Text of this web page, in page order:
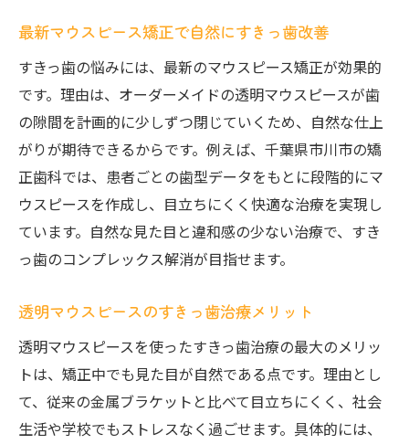
最新マウスピース矯正で自然にすきっ歯改善
すきっ歯の悩みには、最新のマウスピース矯正が効果的
です。理由は、オーダーメイドの透明マウスピースが歯
の隙間を計画的に少しずつ閉じていくため、自然な仕上
がりが期待できるからです。例えば、千葉県市川市の矯
正歯科では、患者ごとの歯型データをもとに段階的にマ
ウスピースを作成し、目立ちにくく快適な治療を実現し
ています。自然な見た目と違和感の少ない治療で、すき
っ歯のコンプレックス解消が目指せます。
透明マウスピースのすきっ歯治療メリット
透明マウスピースを使ったすきっ歯治療の最大のメリッ
トは、矯正中でも見た目が自然である点です。理由とし
て、従来の金属ブラケットと比べて目立ちにくく、社会
生活や学校でもストレスなく過ごせます。具体的には、